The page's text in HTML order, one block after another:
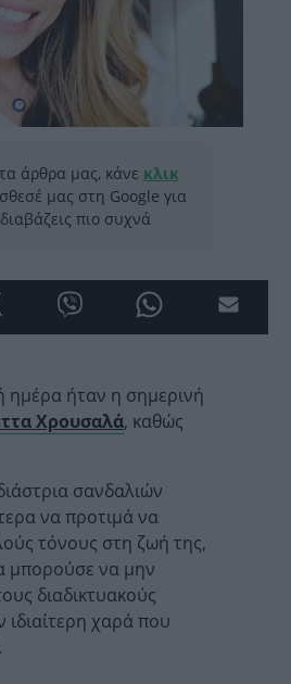
άρθρα μας, κάνε κλικ
μας στη Google για
πιο συχνά
ημέρα ήταν η σημερινή
Χρουσαλά, καθώς
σανδαλιών
να προτιμά να
τόνους στη ζωή της,
μπορούσε να μην
διαδικτυακούς
ιδιαίτερη χαρά που